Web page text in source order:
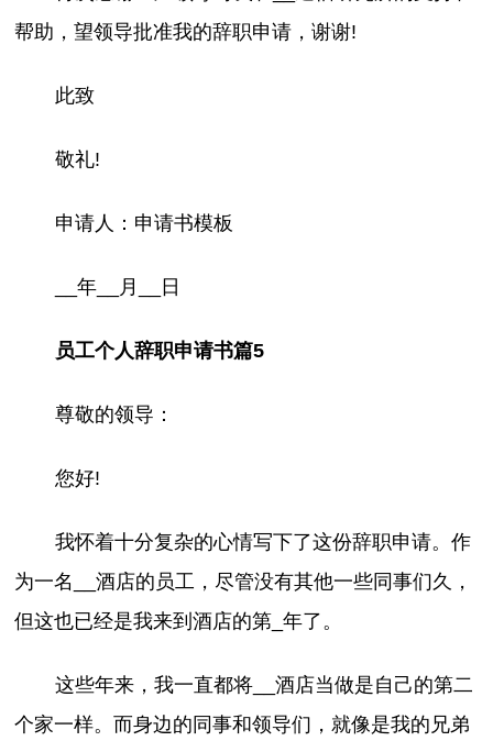
帮助，望领导批准我的辞职申请，谢谢!
此致
敬礼!
申请人：申请书模板
__年__月__日
员工个人辞职申请书篇5
尊敬的领导：
您好!
我怀着十分复杂的心情写下了这份辞职申请。作
为一名__酒店的员工，尽管没有其他一些同事们久，
但这也已经是我来到酒店的第_年了。
这些年来，我一直都将__酒店当做是自己的第二
个家一样。而身边的同事和领导们，就像是我的兄弟